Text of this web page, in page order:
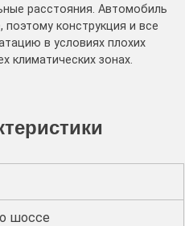
расстояния. Автомобиль
конструкция и все
в условиях плохих
климатических зонах.
шоссе